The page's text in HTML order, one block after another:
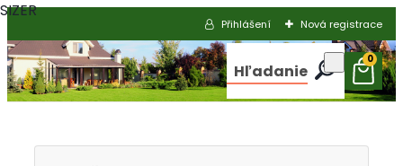
Přihlášení Nová registrace
Hľadanie
0
SIZER